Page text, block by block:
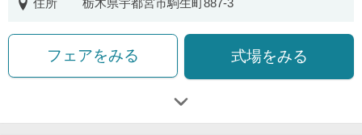
住所
栃木県宇都宮市駒生町887-3
フェアをみる 式場をみる